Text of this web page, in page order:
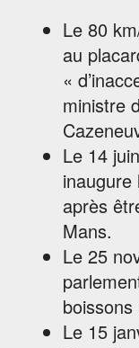
Le 80
au
«
ministre
Le 14
inaugure
après
Mans.
Le 25
boissons
Le 15